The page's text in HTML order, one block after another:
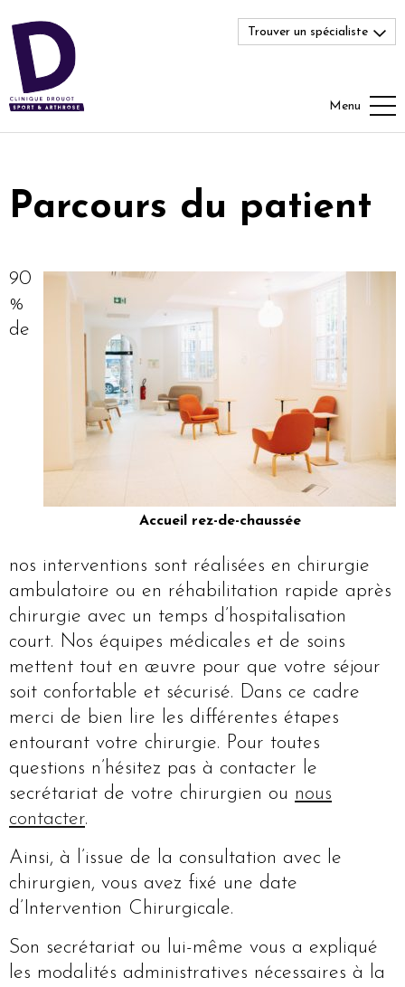
Trouver un spécialiste
Menu
Parcours du patient
Accueil rez-de-chaussée
90
%
de
nos interventions sont réalisées en chirurgie
ambulatoire ou en réhabilitation rapide après
chirurgie avec un temps d’hospitalisation
court. Nos équipes médicales et de soins
mettent tout en œuvre pour que votre séjour
soit confortable et sécurisé. Dans ce cadre
merci de bien lire les différentes étapes
entourant votre chirurgie. Pour toutes
questions n’hésitez pas à contacter le
secrétariat de votre chirurgien ou nous
contacter.
Ainsi, à l’issue de la consultation avec le
chirurgien, vous avez fixé une date
d’Intervention Chirurgicale.
Son secrétariat ou lui-même vous a expliqué
les modalités administratives nécessaires à la